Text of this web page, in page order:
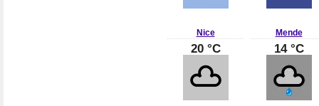
Nice
20 °C
Mende
14 °C